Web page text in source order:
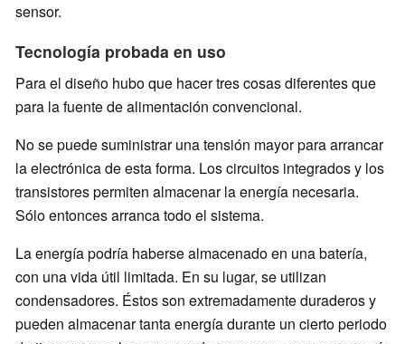
sensor.
Tecnología probada en uso
Para el diseño hubo que hacer tres cosas diferentes que
para la fuente de alimentación convencional.
No se puede suministrar una tensión mayor para arrancar
la electrónica de esta forma. Los circuitos integrados y los
transistores permiten almacenar la energía necesaria.
Sólo entonces arranca todo el sistema.
La energía podría haberse almacenado en una batería,
con una vida útil limitada. En su lugar, se utilizan
condensadores. Éstos son extremadamente duraderos y
pueden almacenar tanta energía durante un cierto periodo